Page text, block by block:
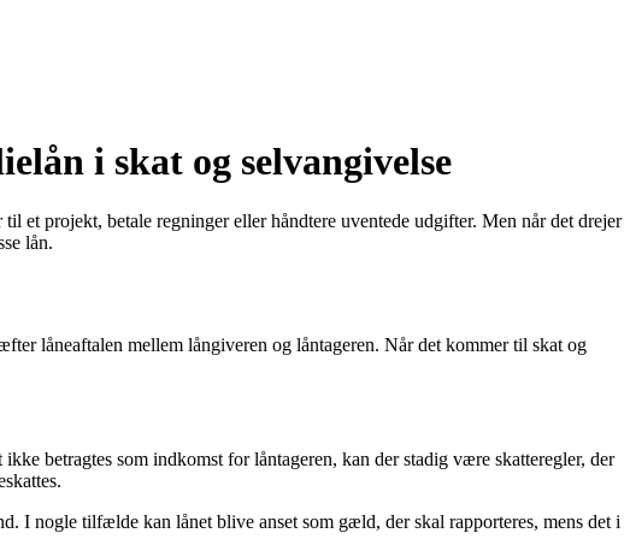
i skat og selvangivelse
et projekt, betale regninger eller håndtere uventede udgifter. Men når det drejer
lån.
låneaftalen mellem långiveren og låntageren. Når det kommer til skat og
betragtes som indkomst for låntageren, kan der stadig være skatteregler, der
I nogle tilfælde kan lånet blive anset som gæld, der skal rapporteres, mens det i